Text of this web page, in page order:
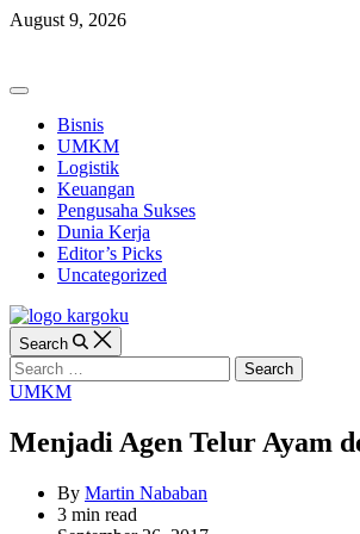
Skip
August 9, 2026
Off
CanvasBisnis
UMKM
Logistik
Keuangan
Pengusaha Sukses
Dunia Kerja
Editor’s Picks
Uncategorized
Search
Search
for:
Categories
UMKM
Menjadi Agen Telur Ayam
By Martin Nababan
Estimated
3 min read